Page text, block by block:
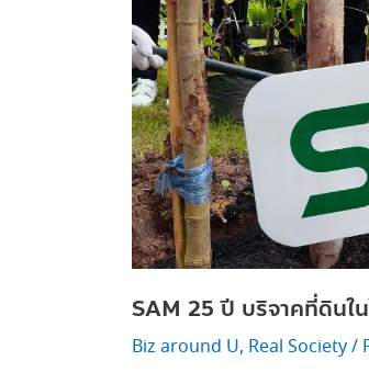
SAM 25 ปี บริจาคที่ดินใ
Biz around U, Real Society/
ชุมชน”